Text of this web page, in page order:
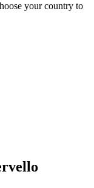
your country to